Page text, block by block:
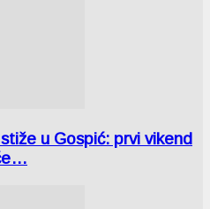
u Gospić: prvi vikend